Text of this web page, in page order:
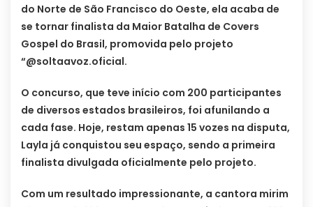
do Norte de São Francisco do Oeste, ela acaba de
se tornar finalista da Maior Batalha de Covers
Gospel do Brasil, promovida pelo projeto
“@soltaavoz.oficial.
O concurso, que teve início com 200 participantes
de diversos estados brasileiros, foi afunilando a
cada fase. Hoje, restam apenas 15 vozes na disputa,
Layla já conquistou seu espaço, sendo a primeira
finalista divulgada oficialmente pelo projeto.
Com um resultado impressionante, a cantora mirim